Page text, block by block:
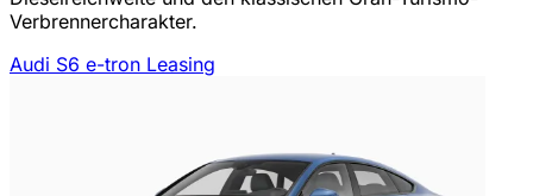
Verbrennercharakter.
Audi S6 e-tron Leasing